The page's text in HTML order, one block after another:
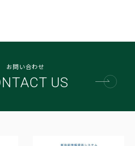
お問い合わせ
US